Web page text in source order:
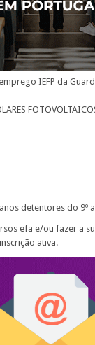
IEFP da
detentores do 9º
efa e/ou fazer a
ativa.